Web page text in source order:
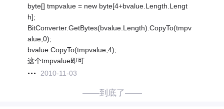
byte[] tmpvalue = new byte[4+bvalue.Length.Lengt
h];
BitConverter.GetBytes(bvalue.Length).CopyTo(tmpv
alue,0);
bvalue.CopyTo(tmpvalue,4);
这个tmpvalue即可
2010-11-03
——到底了——